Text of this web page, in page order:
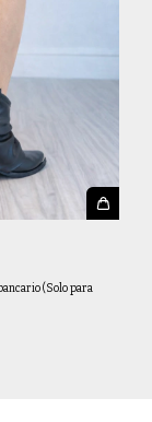
(Solo para